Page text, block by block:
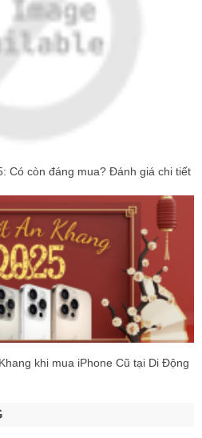
Có còn đáng mua? Đánh giá chi tiết
khi mua iPhone Cũ tại Di Động